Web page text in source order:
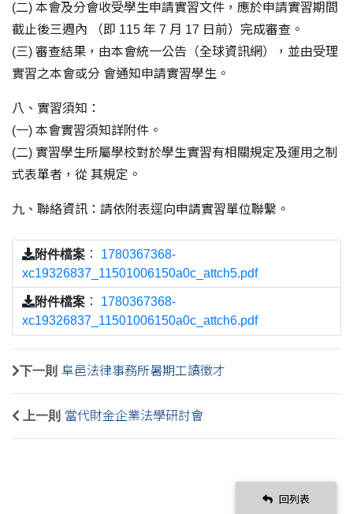
(二) 本會及分會收受學生申請實習文件，應於申請實習期間
截止後三週內 （即 115 年 7 月 17 日前）完成審查。
(三) 審查結果，由本會統一公告（全球資訊網），並由受理
實習之本會或分 會通知申請實習學生。
八、實習須知：
(一) 本會實習須知詳附件。
(二) 實習學生所屬學校對於學生實習有相關規定及運用之制
式表單者，從 其規定。
九、聯絡資訊：請依附表逕向申請實習單位聯繫。
附件檔案 ： 1780367368-
xc19326837_11501006150a0c_attch5.pdf
附件檔案 ： 1780367368-
xc19326837_11501006150a0c_attch6.pdf
下一則 阜邑法律事務所暑期工讀徵才
上一則 當代財金企業法學研討會
回列表